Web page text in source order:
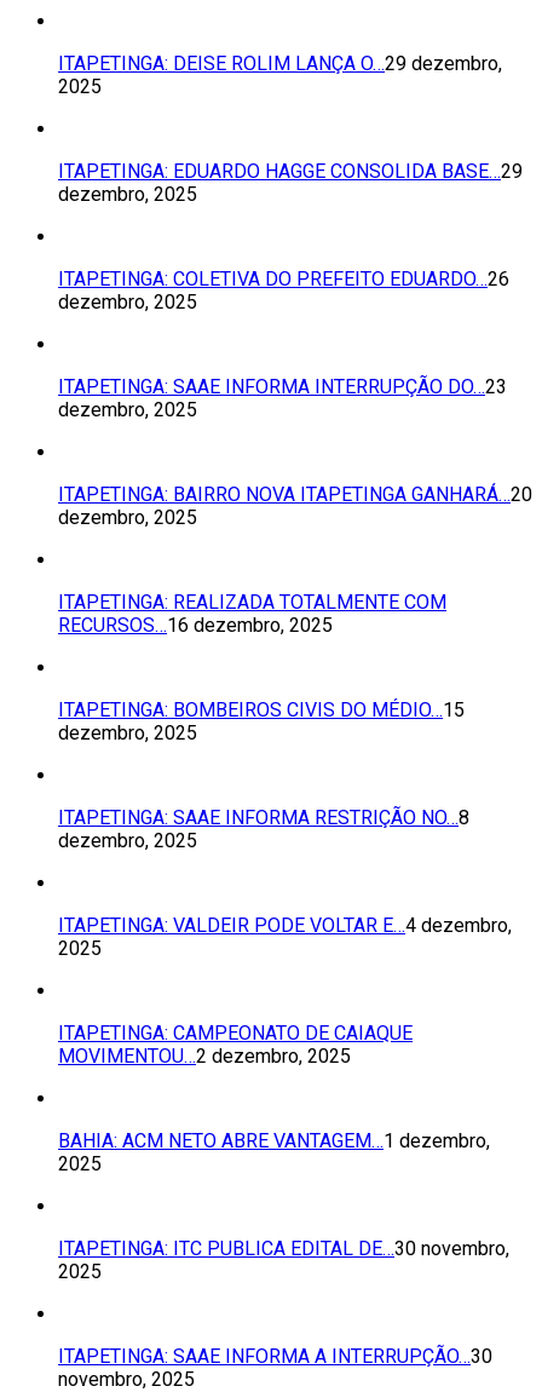
ITAPETINGA: DEISE ROLIM LANÇA O…29 dezembro,
2025
ITAPETINGA: EDUARDO HAGGE CONSOLIDA BASE…29
dezembro, 2025
ITAPETINGA: COLETIVA DO PREFEITO EDUARDO…26
dezembro, 2025
ITAPETINGA: SAAE INFORMA INTERRUPÇÃO DO…23
dezembro, 2025
ITAPETINGA: BAIRRO NOVA ITAPETINGA GANHARÁ…20
dezembro, 2025
ITAPETINGA: REALIZADA TOTALMENTE COM
RECURSOS…16 dezembro, 2025
ITAPETINGA: BOMBEIROS CIVIS DO MÉDIO…15
dezembro, 2025
ITAPETINGA: SAAE INFORMA RESTRIÇÃO NO…8
dezembro, 2025
ITAPETINGA: VALDEIR PODE VOLTAR E…4 dezembro,
2025
ITAPETINGA: CAMPEONATO DE CAIAQUE
MOVIMENTOU…2 dezembro, 2025
BAHIA: ACM NETO ABRE VANTAGEM…1 dezembro,
2025
ITAPETINGA: ITC PUBLICA EDITAL DE…30 novembro,
2025
ITAPETINGA: SAAE INFORMA A INTERRUPÇÃO…30
novembro, 2025